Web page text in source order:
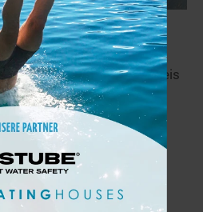
35,2 km
sich in Nettetal im Landkreis
nahe der
Der See gehört zu den